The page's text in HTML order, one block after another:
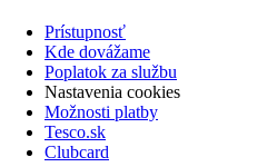
Prístupnosť
Kde dovážame
Poplatok za službu
Nastavenia cookies
Možnosti platby
Tesco.sk
Clubcard